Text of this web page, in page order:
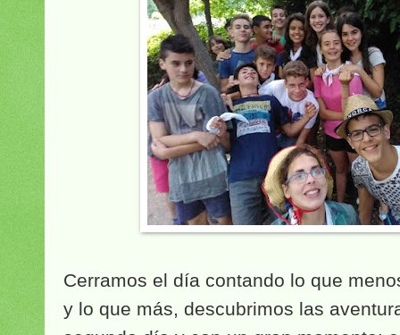
Cerramos el día contando lo que
y lo que más, descubrimos las